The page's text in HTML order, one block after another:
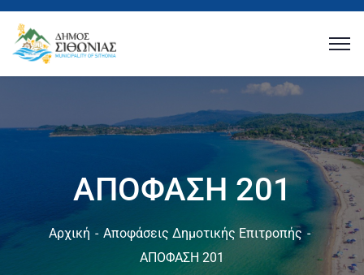
ΑΠΟΦΑΣΗ 201
Αρχική
Αποφάσεις Δημοτικής Επιτροπής
ΑΠΟΦΑΣΗ 201